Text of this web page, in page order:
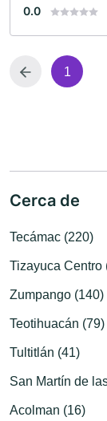
0.0
1
Cerca de
Tecámac (220)
Tizayuca Centro
Zumpango (140)
Teotihuacán (79)
Tultitlán (41)
San Martín de
Acolman (16)